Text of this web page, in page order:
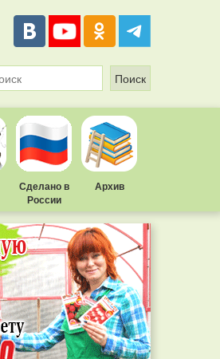
Сделано в
России
Архив